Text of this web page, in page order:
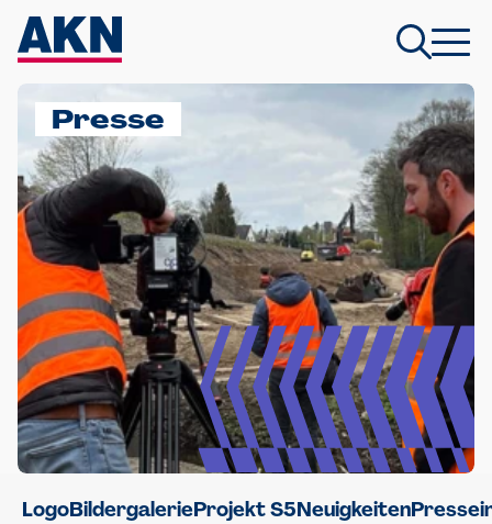
Presse
LogoBildergalerieProjekt S5Neuigkeiten